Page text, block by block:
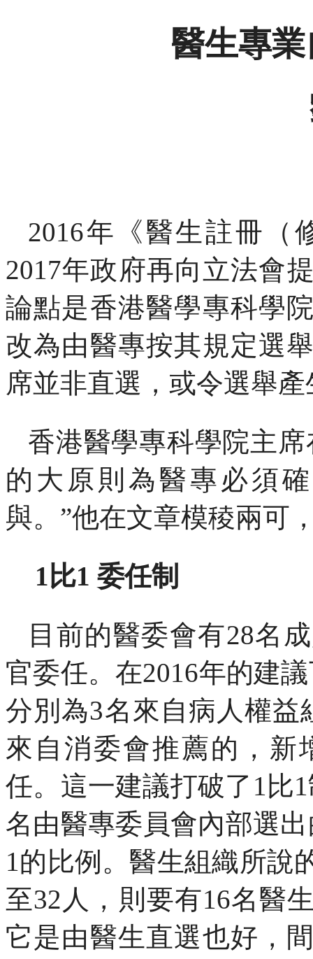
醫生專
2016年《醫生註冊（
2017年政府再向立法會
論點是香港醫學專科學
改為由醫專按其規定選
席並非直選，或令選舉
香港醫學專科學院主
的大原則為醫專必須
與。”他在文章模稜兩可
1 比1 委任制
目前的醫委會有28名
官委任。在2016年的建
分別為3名來自病人權益
來自消委會推薦的，新
任。這一建議打破了 1 比1
名由醫專委員會內部選
1的比例。醫生組織所說
至32 人，則要有16名醫
它是由醫生直選也好，